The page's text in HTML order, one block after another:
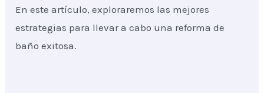
En este artículo, exploraremos las mejores
estrategias para llevar a cabo una reforma de
baño exitosa.